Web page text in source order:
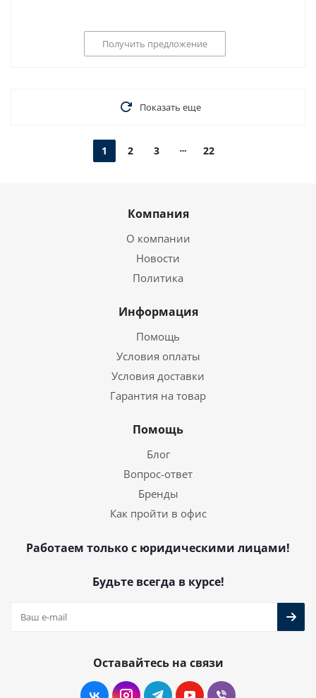
Получить предложение
Показать еще
1 2 3 22
Компания
О компании
Новости
Политика
Информация
Помощь
Условия оплаты
Условия доставки
Гарантия на товар
Помощь
Блог
Вопрос-ответ
Бренды
Как пройти в офис
Работаем только с юридическими лицами!
Будьте всегда в курсе!
Оставайтесь на связи